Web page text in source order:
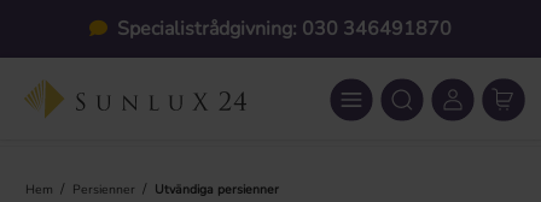
Hoppa till huvudinnehåll
Specialistrådgivning: 030 346491870
Hem / Persienner / Utvändiga persienner